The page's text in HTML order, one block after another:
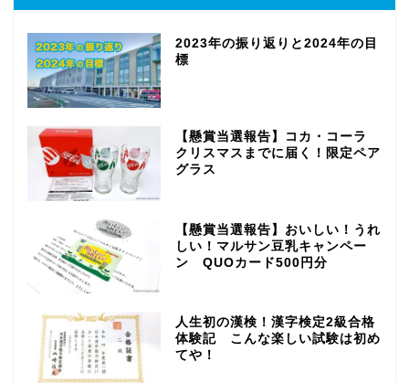
2023年の振り返りと2024年の目
標
【懸賞当選報告】コカ・コーラ
クリスマスまでに届く！限定ペア
グラス
【懸賞当選報告】おいしい！うれ
しい！マルサン豆乳キャンペー
ン QUOカード500円分
人生初の漢検！漢字検定2級合格
体験記 こんな楽しい試験は初め
てや！